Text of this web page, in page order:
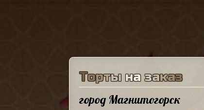
Торты на заказ
город Магнитогорск